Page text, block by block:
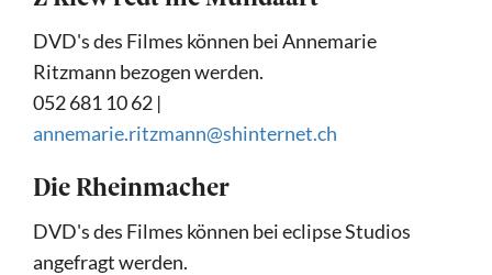
DVD's des Filmes können bei Annemarie
Ritzmann bezogen werden.
052 681 10 62 |
annemarie.ritzmann@shinternet.ch
Die Rheinmacher
DVD's des Filmes können bei eclipse Studios
angefragt werden.